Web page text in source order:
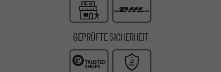
GEPRÜFTE SICHERHEIT